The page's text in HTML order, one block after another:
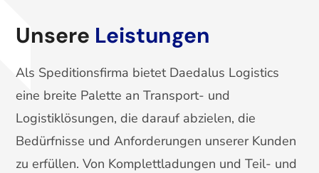
Unsere Leistungen
Als Speditionsfirma bietet Daedalus Logistics
eine breite Palette an Transport- und
Logistiklösungen, die darauf abzielen, die
Bedürfnisse und Anforderungen unserer Kunden
zu erfüllen. Von Komplettladungen und Teil- und